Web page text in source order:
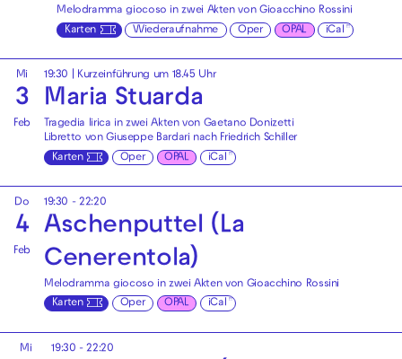
Melodramma giocoso in zwei Akten von Gioacchino Rossini
Karten
Wiederaufnahme Oper OPAL iCal
Mi
3
Feb
19:30 | Kurzeinführung um 18.45 Uhr
Maria Stuarda
Tragedia lirica in zwei Akten von Gaetano Donizetti
Libretto von Giuseppe Bardari nach Friedrich Schiller
Karten
Oper OPAL iCal
Do
4
Feb
19:30 - 22:20
Aschenputtel (La
Cenerentola)
Melodramma giocoso in zwei Akten von Gioacchino Rossini
Karten
Oper OPAL iCal
Mi 19:30 - 22:20